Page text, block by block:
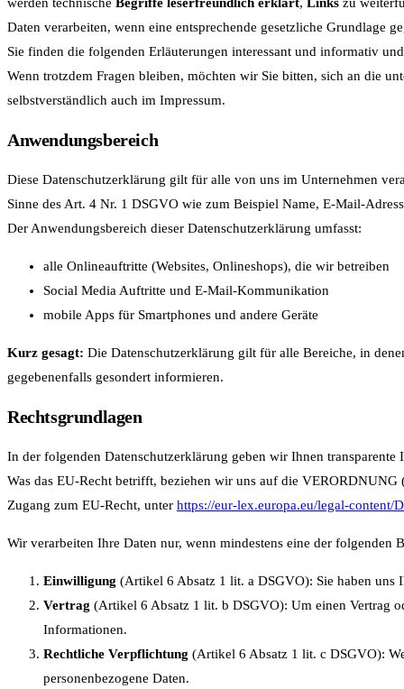
Daten verarbeiten, wenn eine entsprechende gesetzliche Grundlage
Sie finden die folgenden Erläuterungen interessant und informativ
Wenn trotzdem Fragen bleiben, möchten wir Sie bitten, sich an die
selbstverständlich auch im Impressum.
Anwendungsbereich
Diese Datenschutzerklärung gilt für alle von uns im Unternehmen
Sinne des Art. 4 Nr. 1 DSGVO wie zum Beispiel Name, E-Mail-
Der Anwendungsbereich dieser Datenschutzerklärung umfasst:
alle Onlineauftritte (Websites, Onlineshops), die wir betreiben
Social Media Auftritte und E-Mail-Kommunikation
mobile Apps für Smartphones und andere Geräte
Kurz gesagt: Die Datenschutzerklärung gilt für alle Bereiche, in
gegebenenfalls gesondert informieren.
Rechtsgrundlagen
In der folgenden Datenschutzerklärung geben wir Ihnen
Was das EU-Recht betrifft, beziehen wir uns auf die
Zugang zum EU-Recht, unter https://eur-lex.europa.eu/legal-
Wir verarbeiten Ihre Daten nur, wenn mindestens eine der folgenden
Einwilligung (Artikel 6 Absatz 1 lit. a DSGVO): Sie haben uns
Vertrag (Artikel 6 Absatz 1 lit. b DSGVO): Um einen Vertrag
Informationen.
Rechtliche Verpflichtung (Artikel 6 Absatz 1 lit. c DSGVO):
personenbezogene Daten.